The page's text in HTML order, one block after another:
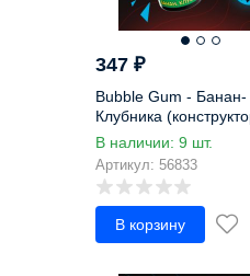
347 ₽
Bubble Gum - Банан-
Клубника
В наличии: 9 шт.
Артикул: 56833
В корзину